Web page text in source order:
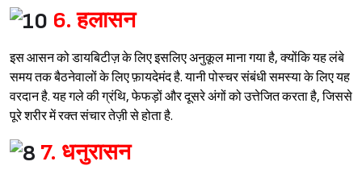
6. हलासन
इस आसन को डायबिटीज़ के लिए इसलिए अनुकूल माना गया है, क्योंकि यह लंबे
समय तक बैठनेवालों के लिए फ़ायदेमंद है. यानी पोस्चर संबंधी समस्या के लिए यह
वरदान है. यह गले की ग्रंथि, फेफड़ों और दूसरे अंगों को उत्तेजित करता है, जिससे
पूरे शरीर में रक्त संचार तेज़ी से होता है.
7. धनुरासन